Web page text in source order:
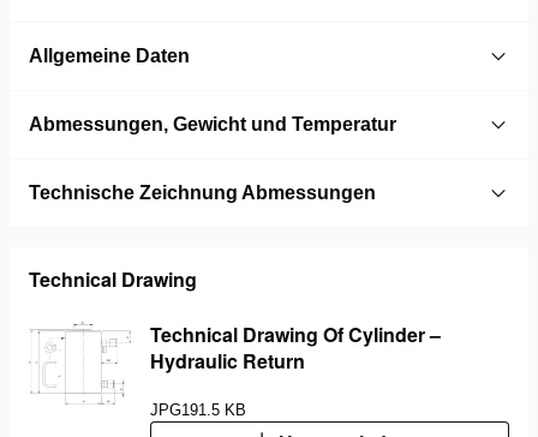
Allgemeine Daten
Abmessungen, Gewicht und Temperatur
Technische Zeichnung Abmessungen
Technical Drawing
Technical Drawing Of Cylinder –
Hydraulic Return
JPG191.5 KB